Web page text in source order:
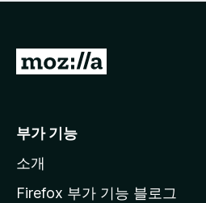
점
습
니
M
l
a
부가 기능
소개
Firefox 부가 기능 블로그